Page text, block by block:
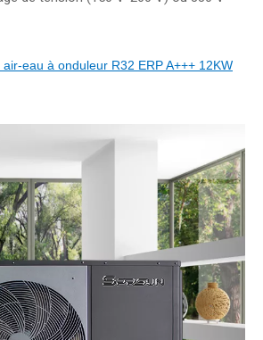
eau à onduleur R32 ERP A+++ 12KW